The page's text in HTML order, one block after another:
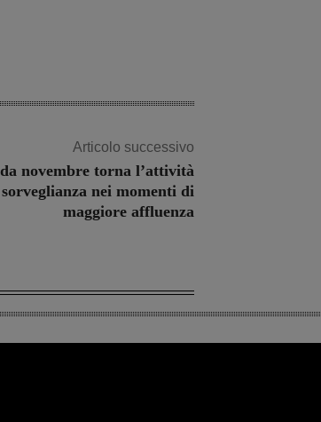
Articolo successivo
novembre torna l’attività
sorveglianza nei momenti di
maggiore affluenza